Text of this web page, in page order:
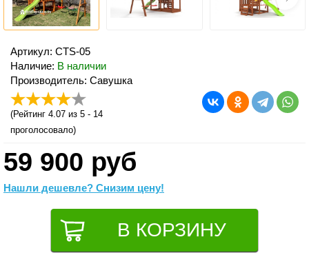
Артикул: СTS-05
Наличие: В наличии
Производитель: Савушка
(Рейтинг 4.07 из 5 - 14
проголосовало)
59 900 руб
Нашли дешевле? Снизим цену!